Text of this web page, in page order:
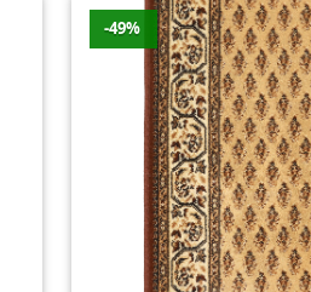
-49%